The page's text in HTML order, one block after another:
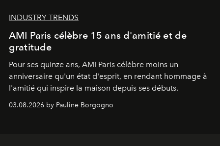
INDUSTRY TRENDS
AMI Paris célèbre 15 ans d'amitié et de
gratitude
Pour ses quinze ans, AMI Paris célèbre moins un
anniversaire qu'un état d'esprit, en rendant hommage à
l'amitié qui inspire la maison depuis ses débuts.
03.08.2026 by Pauline Borgogno